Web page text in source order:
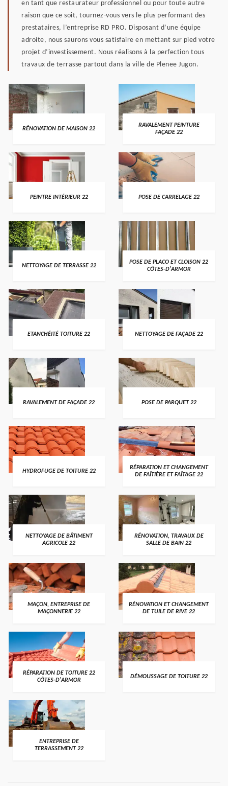
en tant que restaurateur professionnel ou pour toute autre
raison que ce soit, tournez-vous vers le plus performant des
prestataires, l’entreprise RD PRO. Disposant d’une équipe
adroite, nous saurons vous satisfaire en mettant sur pied votre
projet d’investissement. Nous réalisons à la perfection tous
travaux de terrasse partout dans la ville de Plenee Jugon.
RÉNOVATION DE MAISON 22
RAVALEMENT PEINTURE
FAÇADE 22
PEINTRE INTÉRIEUR 22 POSE DE CARRELAGE 22
NETTOYAGE DE TERRASSE 22
POSE DE PLACO ET CLOISON 22
CÔTES-D'ARMOR
ETANCHÉITÉ TOITURE 22 NETTOYAGE DE FAÇADE 22
RAVALEMENT DE FAÇADE 22 POSE DE PARQUET 22
HYDROFUGE DE TOITURE 22
RÉPARATION ET CHANGEMENT
DE FAÎTIÈRE ET FAÎTAGE 22
NETTOYAGE DE BÂTIMENT
AGRICOLE 22
RÉNOVATION, TRAVAUX DE
SALLE DE BAIN 22
MAÇON, ENTREPRISE DE
MAÇONNERIE 22
RÉNOVATION ET CHANGEMENT
DE TUILE DE RIVE 22
RÉPARATION DE TOITURE 22
CÔTES-D'ARMOR
DÉMOUSSAGE DE TOITURE 22
ENTREPRISE DE
TERRASSEMENT 22